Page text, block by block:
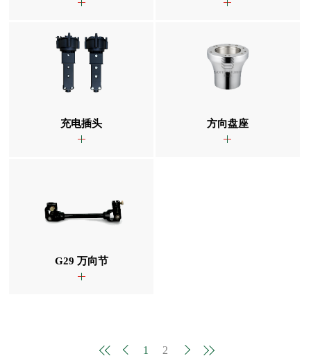
充电插头 方向盘座
G29 万向节
1 2